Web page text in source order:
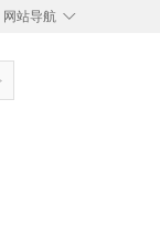
◇
网站导航